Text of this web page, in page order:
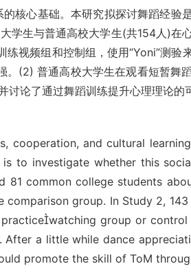
核心基础。本研究拟探讨舞蹈经验
学生与普通高校大学生(共154人)在
视频组和控制组，使用“Yoni”测验
(2) 普通高校大学生在观看短暂舞
讨论了通过舞蹈训练提升心理理论的
cooperation, and cultural
to investigate whether this
81 common college students
group. In Study 2,
group or
a little while dance
promote the skill of ToM